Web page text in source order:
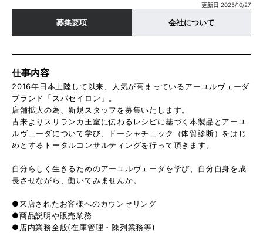
更新日 2025/10/27
募集要項 会社について
仕事内容
2016年日本上陸して以来、人気が高まっているアーユルヴェーダ
ブランド「スパセイロン」。
店舗拡大の為、新規スタッフを募集いたします。
古来よりスリランカ王室に伝わるレシピに基づく本製品とアーユ
ルヴェーダについて学び、ドーシャチェック（体質診断）をはじ
めとするトータルコンサルティングを行って頂きます。
自分らしく生きるためのアーユルヴェーダを学び、自分自身を成
長させながら、働いてみませんか。
●来店されたお客様へのカウンセリング
●商品説明や販売業務
●店内業務全般(在庫管理・陳列業務等)